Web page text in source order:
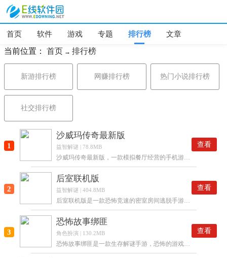
首页 软件 游戏 专题 排行榜 文章
当前位置： 首页 →排行榜
新游排行榜 网赚排行榜 热门小说排行榜
社交排行榜
1
沙威玛传奇最新版
益智解谜 | 78.8MB
沙威玛传奇最新版，一款模拟餐厅经营的手机游戏，支持多语言的游戏模式，玩家可以自由制作出各种美食，享受更棒的经营玩法，体验多种多样的互动方式！
查看
2
后室联机版
益智解谜 | 404.8MB
后室联机版是一款恐怖竞速的密室房间逃脱手游，寻找各种解谜任务，丰富的游戏地图场景多样化，需要玩家去挑战解锁更多的关卡冒险，寻找各个地方隐藏的线索任务，解开谜题，支持4人联机组队游戏！
查看
3
恐怖故事绑匪
角色扮演 | 130.2MB
恐怖故事绑匪是一款生存解谜手游，恐怖的游戏氛围，玩家在游戏中扮演绑匪的角色，需要完成特定的任务，寻找大量的道具线索，随时开始游戏，单机也能玩，感兴趣的玩家欢迎下载体验！
查看